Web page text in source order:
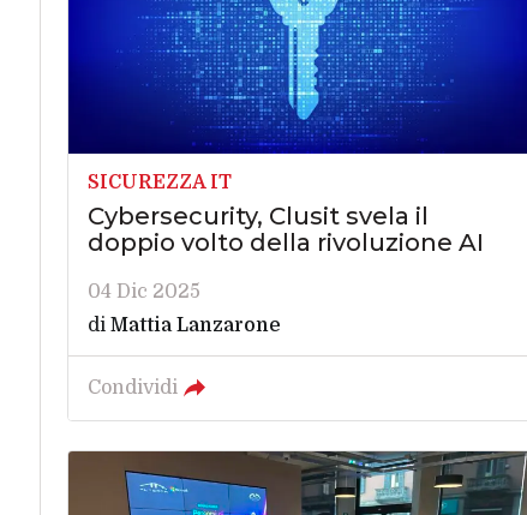
SICUREZZA IT
Cybersecurity, Clusit svela il
doppio volto della rivoluzione AI
04 Dic 2025
di Mattia Lanzarone
Condividi